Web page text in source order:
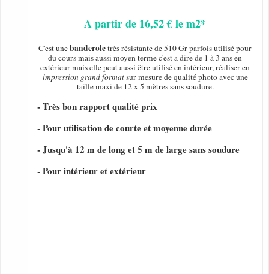
A partir de 16,52 € le m2*
C'est unebanderoletrès résistante de 510 Gr parfois utilisé pour
du cours mais aussi moyen terme c'est a dire de 1 à 3 ans en
extérieur mais elle peut aussi être utilisé en intérieur, réaliser en
impression grand formatsur mesure de qualité photo avec une
taille maxi de 12 x 5 mètres sans soudure.
- Très bon rapport qualité prix
- Pour utilisation de courte et moyenne durée
- Jusqu'à 12 m de long et 5 m de large sans soudure
- Pour intérieur et extérieur